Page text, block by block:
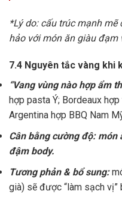
*Lý do: cấu trúc mạnh mẽ
hảo với món ăn giàu đạm
7.4 Nguyên tắc vàng khi
“Vang vùng nào hợp ẩm
hợp pasta Ý; Bordeaux
Argentina hợp BBQ Nam
Cân bằng cường độ:
đậm body.
Tương phản & bổ sung:
già) sẽ được “làm sạch vị”